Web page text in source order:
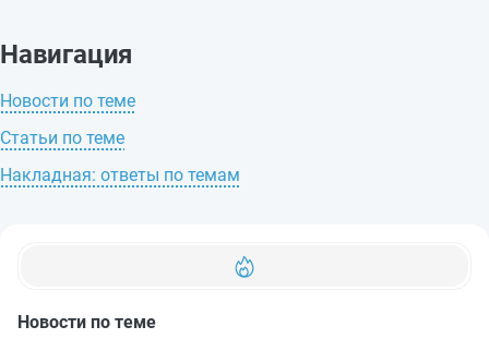
Новости по теме
Навигация
Новости по теме
Статьи по теме
Накладная: ответы по темам